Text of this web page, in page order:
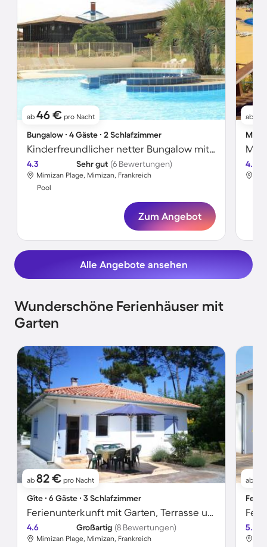
ab 46 € pro Nacht
Bungalow ∙ 4 Gäste ∙ 2 Schlafzimmer
Kinderfreundlicher netter Bungalow mit beheiztem Pool und Terrasse | Nah am Strand | Haustierfreundlich
4.3 Sehr gut (6 Bewertungen)
Mimizan Plage, Mimizan, Frankreich
Pool
Zum Angebot
ab
4.2
Alle Angebote ansehen
Wunderschöne Ferienhäuser mit
Garten
ab 82 € pro Nacht
Gîte ∙ 6 Gäste ∙ 3 Schlafzimmer
Ferienunterkunft mit Garten, Terrasse und Grill
4.6 Großartig (8 Bewertungen)
Mimizan Plage, Mimizan, Frankreich
ab
5.0